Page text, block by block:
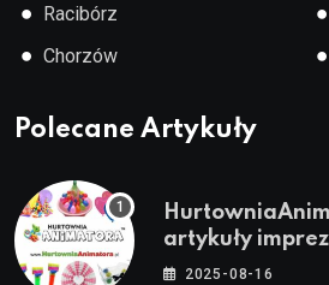
● Racibórz
● Chorzów
●
●
Polecane Artykuły
artykuły
stroje i
2025-08-16